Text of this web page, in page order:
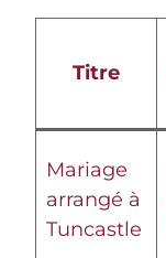
Titre
Mariage
arrangé à
Tuncastle